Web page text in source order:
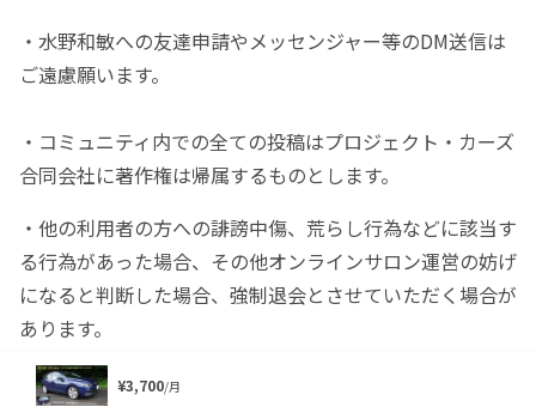
¥3,700/月
・水野和敏への友達申請やメッセンジャー等のDM送信は
ご遠慮願います。
・コミュニティ内での全ての投稿はプロジェクト・カーズ
合同会社に著作権は帰属するものとします。
・他の利用者の方への誹謗中傷、荒らし行為などに該当す
る行為があった場合、その他オンラインサロン運営の妨げ
になると判断した場合、強制退会とさせていただく場合が
あります。
・決済後のご返金やキャンセルは一切できかねますので、